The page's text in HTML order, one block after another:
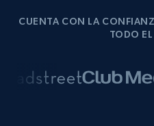
CUENTA CON LA
TODO